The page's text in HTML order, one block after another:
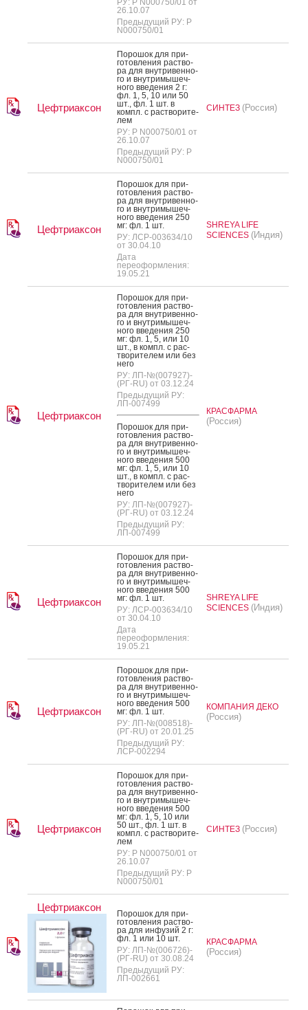
РУ: Р N000750/01 от
26.10.07
Предыдущий РУ: Р
N000750/01
Цефтриаксон
По­рошок для при­
готов­ле­ния рас­тво­
ра для внут­ри­вен­но­
го и внут­ри­мышеч­
но­го вве­дения 2 г:
фл. 1, 5, 10 или 50
шт., фл. 1 шт. в
компл. с рас­тво­рите­
лем
РУ: Р N000750/01 от
26.10.07
Предыдущий РУ: Р
N000750/01
СИНТЕЗ (Россия)
Цефтриаксон
По­рошок для при­
готов­ле­ния рас­тво­
ра для внут­ри­вен­но­
го и внут­ри­мышеч­
но­го вве­дения 250
мг: фл. 1 шт.
РУ: ЛСР-003634/10
от 30.04.10
Дата
переоформления:
19.05.21
SHREYA LIFE
SCIENCES (Индия)
Цефтриаксон
По­рошок для при­
готов­ле­ния рас­тво­
ра для внут­ри­вен­но­
го и внут­ри­мышеч­
но­го вве­дения 250
мг: фл. 1, 5, или 10
шт., в компл. с рас­
тво­рите­лем или без
не­го
РУ: ЛП-№(007927)-
(РГ-RU) от 03.12.24
Предыдущий РУ:
ЛП-007499
По­рошок для при­
готов­ле­ния рас­тво­
ра для внут­ри­вен­но­
го и внут­ри­мышеч­
но­го вве­дения 500
мг: фл. 1, 5, или 10
шт., в компл. с рас­
тво­рите­лем или без
не­го
РУ: ЛП-№(007927)-
(РГ-RU) от 03.12.24
Предыдущий РУ:
ЛП-007499
КРАСФАРМА
(Россия)
Цефтриаксон
По­рошок для при­
готов­ле­ния рас­тво­
ра для внут­ри­вен­но­
го и внут­ри­мышеч­
но­го вве­дения 500
мг: фл. 1 шт.
РУ: ЛСР-003634/10
от 30.04.10
Дата
переоформления:
19.05.21
SHREYA LIFE
SCIENCES (Индия)
Цефтриаксон
По­рошок для при­
готов­ле­ния рас­тво­
ра для внут­ри­вен­но­
го и внут­ри­мышеч­
но­го вве­дения 500
мг: фл. 1 шт.
РУ: ЛП-№(008518)-
(РГ-RU) от 20.01.25
Предыдущий РУ:
ЛСР-002294
КОМПАНИЯ ДЕКО
(Россия)
Цефтриаксон
По­рошок для при­
готов­ле­ния рас­тво­
ра для внут­ри­вен­но­
го и внут­ри­мышеч­
но­го вве­дения 500
мг: фл. 1, 5, 10 или
50 шт., фл. 1 шт. в
компл. с рас­тво­рите­
лем
РУ: Р N000750/01 от
26.10.07
Предыдущий РУ: Р
N000750/01
СИНТЕЗ (Россия)
Цефтриаксон
По­рошок для при­
готов­ле­ния рас­тво­
ра для ин­фу­зий 2 г:
фл. 1 или 10 шт.
РУ: ЛП-№(006726)-
(РГ-RU) от 30.08.24
Предыдущий РУ:
ЛП-002661
КРАСФАРМА
(Россия)